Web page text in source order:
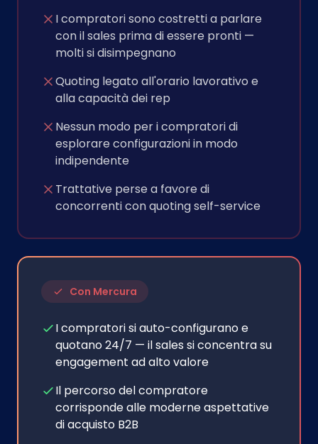
I compratori sono costretti a parlare
con il sales prima di essere pronti —
molti si disimpegnano
Quoting legato all'orario lavorativo e
alla capacità dei rep
Nessun modo per i compratori di
esplorare configurazioni in modo
indipendente
Trattative perse a favore di
concorrenti con quoting self-service
Con Mercura
I compratori si auto-configurano e
quotano 24/7 — il sales si concentra su
engagement ad alto valore
Il percorso del compratore
corrisponde alle moderne aspettative
di acquisto B2B